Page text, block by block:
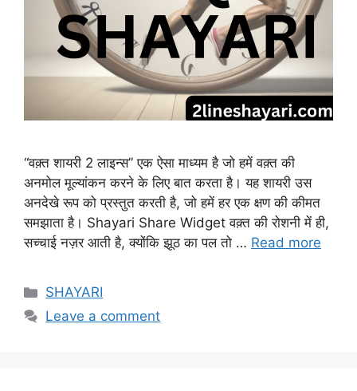
“वक़्त शायरी 2 लाइन्स” एक ऐसा माध्यम है जो हमें वक़्त की
अनमोल मूल्यांकन करने के लिए बात करता है। यह शायरी उस
अनदेखे रूप को प्रस्तुत करती है, जो हमें हर एक क्षण की कीमत
समझाता है। Shayari Share Widget वक़्त की रोशनी में ही,
सच्चाई नज़र आती है, क्योंकि झूठ का पल तो … Read more
Categories
SHAYARI
Leave a comment